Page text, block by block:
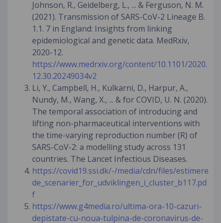
Johnson, R., Geidelberg, L., ... & Ferguson, N. M.
(2021). Transmission of SARS-CoV-2 Lineage B.
1.1. 7 in England: Insights from linking
epidemiological and genetic data. MedRxiv,
2020-12.
https://www.medrxiv.org/content/10.1101/2020.
12.30.20249034v2
Li, Y., Campbell, H., Kulkarni, D., Harpur, A.,
Nundy, M., Wang, X., ... & for COVID, U. N. (2020).
The temporal association of introducing and
lifting non-pharmaceutical interventions with
the time-varying reproduction number (R) of
SARS-CoV-2: a modelling study across 131
countries. The Lancet Infectious Diseases.
https://covid19.ssi.dk/-/media/cdn/files/estimere
de_scenarier_for_udviklingen_i_cluster_b117.pd
f
https://www.g4media.ro/ultima-ora-10-cazuri-
depistate-cu-noua-tulpina-de-coronavirus-de-